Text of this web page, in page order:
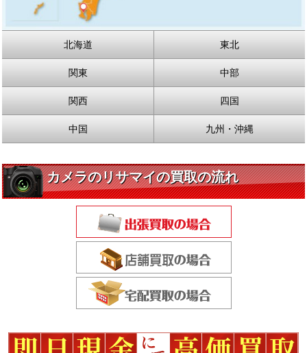
北海道 東北
関東 中部
関西 四国
中国 九州・沖縄